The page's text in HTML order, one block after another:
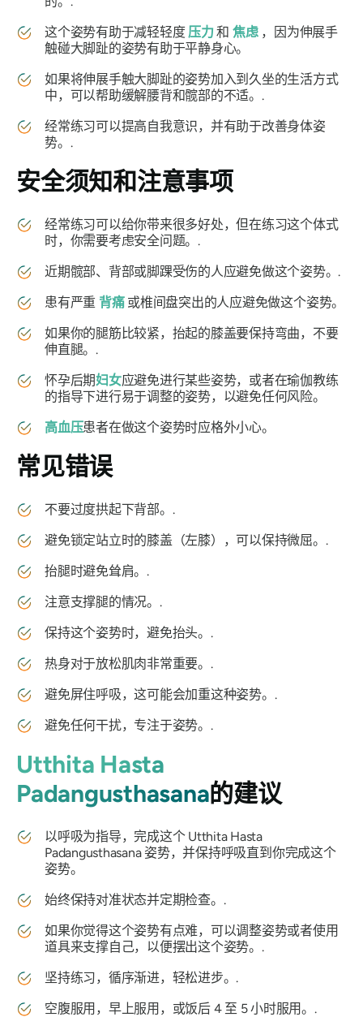
这个姿势有助于减轻轻度 压力和 焦虑，因为伸展手
触碰大脚趾的姿势有助于平静身心。
如果将伸展手触大脚趾的姿势加入到久坐的生活方式
中，可以帮助缓解腰背和髋部的不适。.
经常练习可以提高自我意识，并有助于改善身体姿
势。.
安全须知和注意事项
经常练习可以给你带来很多好处，但在练习这个体式
时，你需要考虑安全问题。.
近期髋部、背部或脚踝受伤的人应避免做这个姿势。.
患有严重 背痛或椎间盘突出的人应避免做这个姿势。
如果你的腿筋比较紧，抬起的膝盖要保持弯曲，不要
伸直腿。.
怀孕后期妇女应避免进行某些姿势，或者在瑜伽教练
的指导下进行易于调整的姿势，以避免任何风险。
高血压患者在做这个姿势时应格外小心。
常见错误
不要过度拱起下背部。.
避免锁定站立时的膝盖（左膝），可以保持微屈。.
抬腿时避免耸肩。.
注意支撑腿的情况。.
保持这个姿势时，避免抬头。.
热身对于放松肌肉非常重要。.
避免屏住呼吸，这可能会加重这种姿势。.
避免任何干扰，专注于姿势。.
Utthita Hasta
Padangusthasana的建议
以呼吸为指导，完成这个 Utthita Hasta
Padangusthasana姿势，并保持呼吸直到你完成这个
姿势。
始终保持对准状态并定期检查。.
如果你觉得这个姿势有点难，可以调整姿势或者使用
道具来支撑自己，以便摆出这个姿势。.
坚持练习，循序渐进，轻松进步。.
空腹服用，早上服用，或饭后 4 至 5 小时服用。.